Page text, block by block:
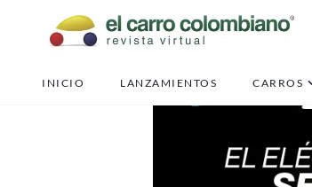
INICIO LANZAMIENTOS CARROS